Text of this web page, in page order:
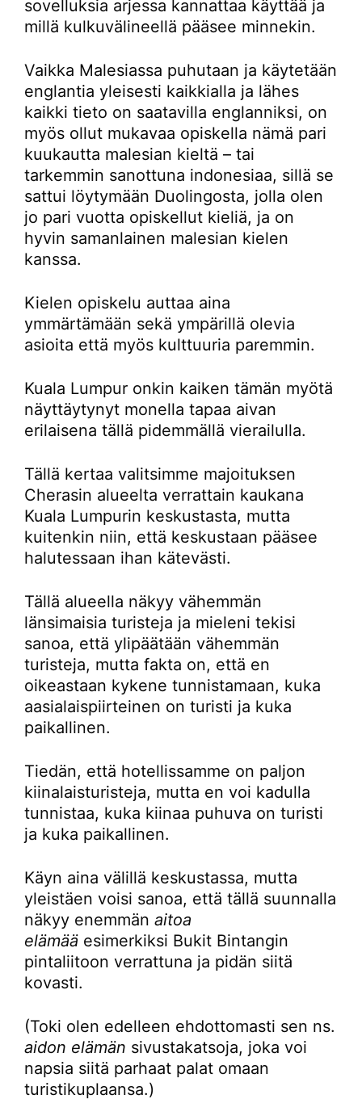
sovelluksia arjessa kannattaa käyttää ja
millä kulkuvälineellä pääsee minnekin.
Vaikka Malesiassa puhutaan ja käytetään
englantia yleisesti kaikkialla ja lähes
kaikki tieto on saatavilla englanniksi, on
myös ollut mukavaa opiskella nämä pari
kuukautta malesian kieltä – tai
tarkemmin sanottuna indonesiaa, sillä se
sattui löytymään Duolingosta, jolla olen
jo pari vuotta opiskellut kieliä, ja on
hyvin samanlainen malesian kielen
kanssa.
Kielen opiskelu auttaa aina
ymmärtämään sekä ympärillä olevia
asioita että myös kulttuuria paremmin.
Kuala Lumpur onkin kaiken tämän myötä
näyttäytynyt monella tapaa aivan
erilaisena tällä pidemmällä vierailulla.
Tällä kertaa valitsimme majoituksen
Cherasin alueelta verrattain kaukana
Kuala Lumpurin keskustasta, mutta
kuitenkin niin, että keskustaan pääsee
halutessaan ihan kätevästi.
Tällä alueella näkyy vähemmän
länsimaisia turisteja ja mieleni tekisi
sanoa, että ylipäätään vähemmän
turisteja, mutta fakta on, että en
oikeastaan kykene tunnistamaan, kuka
aasialaispiirteinen on turisti ja kuka
paikallinen.
Tiedän, että hotellissamme on paljon
kiinalaisturisteja, mutta en voi kadulla
tunnistaa, kuka kiinaa puhuva on turisti
ja kuka paikallinen.
Käyn aina välillä keskustassa, mutta
yleistäen voisi sanoa, että tällä suunnalla
näkyy enemmän aitoa
elämää esimerkiksi Bukit Bintangin
pintaliitoon verrattuna ja pidän siitä
kovasti.
(Toki olen edelleen ehdottomasti sen ns.
aidon elämän sivustakatsoja, joka voi
napsia siitä parhaat palat omaan
turistikuplaansa.)